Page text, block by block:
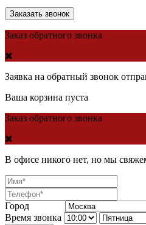
Заказать звонок
Заказ обратного звонка
Заявка на обратный звонок
Ваша корзина пуста
Заказ обратного звонка
В офисе никого нет, но мы
Город
Время звонка